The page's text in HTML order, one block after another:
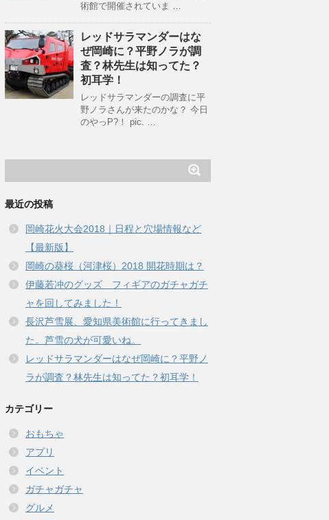
術館で開催されていま …
レッドサラマンダーはな
ぜ岡崎に？平野ノラが調
査？林先生は知ってた？
初耳学！
レッドサラマンダーの調査に平
野ノラさんが来たのかな？ 今日
のやっP?！ pic. …
最近の投稿
岡崎花火大会2018｜日程と穴場情報など
【最新版】
岡崎の葵桜（河津桜）2018 開花時期は？
伊藤若冲のグッズ フィギアのガチャガチ
ャを回してみました！
長沢芦雪展、愛知県美術館に行ってきまし
た。芦雪の犬が可愛いね。
レッドサラマンダーはなぜ岡崎に？平野ノ
ラが調査？林先生は知ってた？初耳学！
カテゴリー
おもちゃ
アプリ
イベント
ガチャガチャ
グルメ